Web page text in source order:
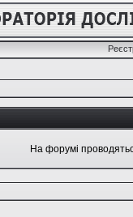
На форумі